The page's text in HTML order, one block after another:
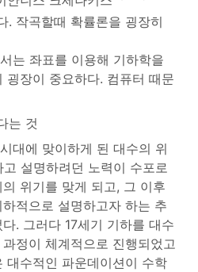
. 작곡할때 확률론을 굉장히
는 좌표를 이용해 기하학을
굉장이 중요하다. 컴퓨터 때문
는 것
대에 맞이하게 된 대수의 위
고 설명하려던 노력이 수포로
위기를 맞게 되고, 그 이후
적으로 설명하고자 하는 추
. 그러다 17세기 기하를 대수
정이 체계적으로 진행되었고
대수적인 파운데이션이 수학